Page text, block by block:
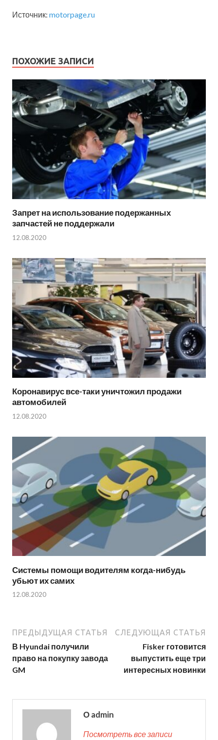
Источник: motorpage.ru
ПОХОЖИЕ ЗАПИСИ
Запрет на использование подержанных
запчастей не поддержали
12.08.2020
Коронавирус все-таки уничтожил продажи
автомобилей
12.08.2020
Системы помощи водителям когда-нибудь
убьют их самих
12.08.2020
ПРЕДЫДУЩАЯ СТАТЬЯ
В Hyundai получили
право на покупку завода
GM
СЛЕДУЮЩАЯ СТАТЬЯ
Fisker готовится
выпустить еще три
интересных новинки
О admin
Посмотреть все записи